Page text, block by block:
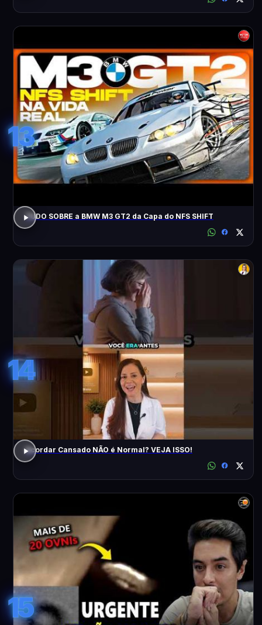
13
TUDO SOBRE a BMW M3 GT2 da Capa do NFS SHIFT
14
Acordar Cansado NÃO é Normal? VEJA ISSO!
15